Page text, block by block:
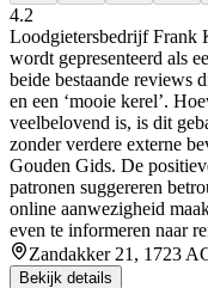
4.2
Loodgietersbedrijf Frank
wordt gepresenteerd als
beide bestaande reviews
en een ‘mooie kerel’.
veelbelovend is, is dit
zonder verdere externe
Gouden Gids. De
patronen suggereren
online aanwezigheid
even te informeren naar
Zandakker 21, 1723
Bekijk details